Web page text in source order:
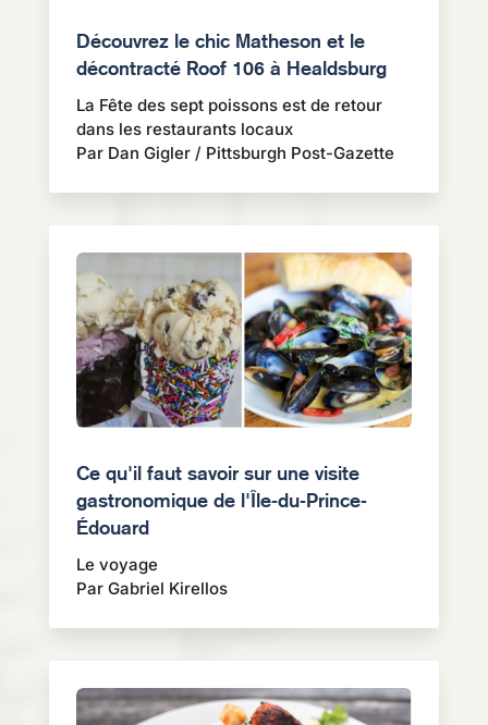
Découvrez le chic Matheson et le
décontracté Roof 106 à Healdsburg
La Fête des sept poissons est de retour
dans les restaurants locaux
Par Dan Gigler / Pittsburgh Post-Gazette
Ce qu'il faut savoir sur une visite
gastronomique de l'Île-du-Prince-
Édouard
Le voyage
Par Gabriel Kirellos